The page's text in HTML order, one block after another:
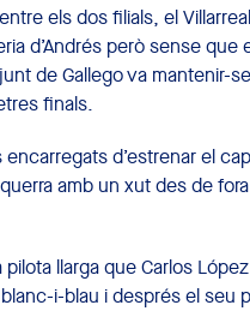
els dos filials, el
d’Andrés però sense que
de Gallego va mantenir-
finals.
d’estrenar el
amb un xut des de
llarga que Carlos
i-blau i després el seu